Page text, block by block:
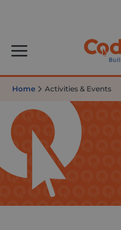
Home Activities & Events